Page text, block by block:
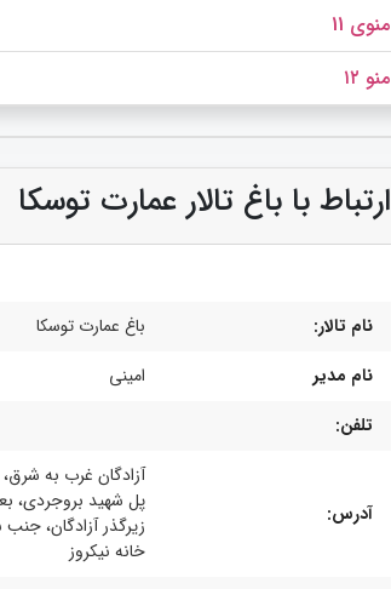
منوی 11
منو ۱۲
ارتباط با باغ تالار عمارت توسکا
نام تالار:
باغ عمارت توسکا
نام مدیر
امینی
تلفن:
آدرس:
آزادگان غرب به شرق،
پل شهید بروجردی،
زیرگذر آزادگان،
خانه نیکروز